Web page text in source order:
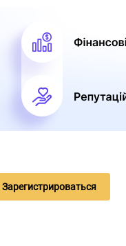
Зарегистрироваться